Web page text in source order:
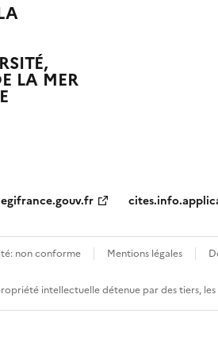
LA MER
non conforme Mentions légales
intellectuelle détenue par des tiers,